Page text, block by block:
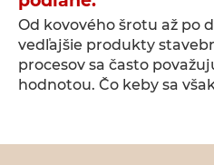
Od kovového šrotu až po
vedľajšie produkty
procesov sa často
hodnotou. Čo keby sa